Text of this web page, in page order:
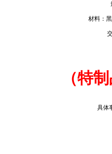
材料：
（特
具体